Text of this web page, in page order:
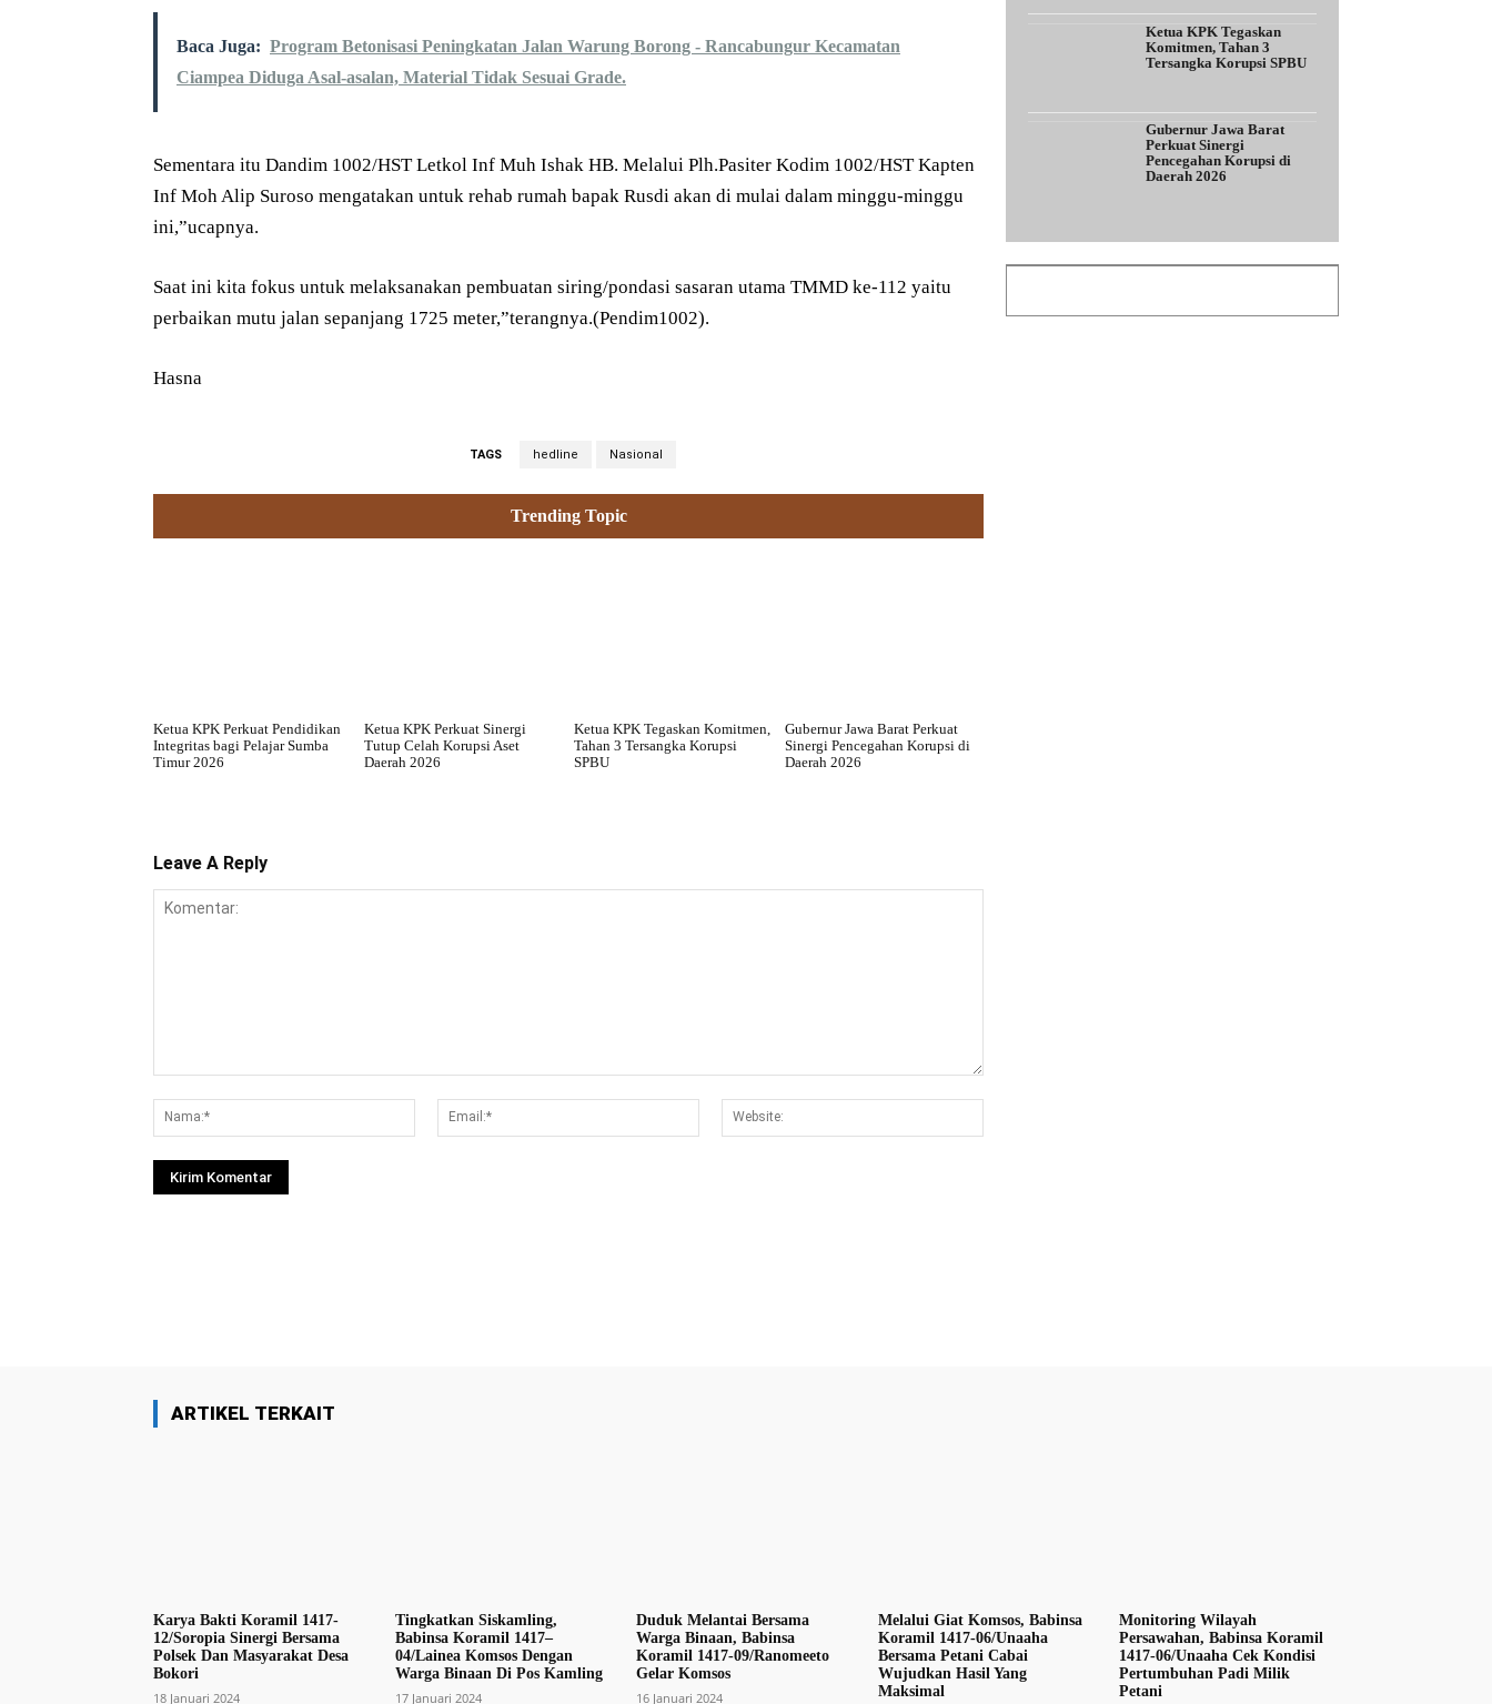
Baca Juga: Program Betonisasi Peningkatan Jalan Warung Borong - Rancabungur Kecamatan
Ciampea Diduga Asal-asalan, Material Tidak Sesuai Grade.
Sementara itu Dandim 1002/HST Letkol Inf Muh Ishak HB. Melalui Plh.Pasiter Kodim 1002/HST Kapten
Inf Moh Alip Suroso mengatakan untuk rehab rumah bapak Rusdi akan di mulai dalam minggu-minggu
ini,”ucapnya.
Saat ini kita fokus untuk melaksanakan pembuatan siring/pondasi sasaran utama TMMD ke-112 yaitu
perbaikan mutu jalan sepanjang 1725 meter,”terangnya.(Pendim1002).
Hasna
TAGS hedline Nasional
Trending Topic
Ketua KPK Perkuat Pendidikan
Integritas bagi Pelajar Sumba
Timur 2026
Ketua KPK Perkuat Sinergi
Tutup Celah Korupsi Aset
Daerah 2026
Ketua KPK Tegaskan Komitmen,
Tahan 3 Tersangka Korupsi
SPBU
Gubernur Jawa Barat Perkuat
Sinergi Pencegahan Korupsi di
Daerah 2026
Leave A Reply
Nama:*
Email:*
Ketua KPK Tegaskan
Komitmen, Tahan 3
Tersangka Korupsi SPBU
Gubernur Jawa Barat
Perkuat Sinergi
Pencegahan Korupsi di
Daerah 2026
ARTIKEL TERKAIT
Karya Bakti Koramil 1417-
12/Soropia Sinergi Bersama
Polsek Dan Masyarakat Desa
Bokori
18 Januari 2024
Tingkatkan Siskamling,
Babinsa Koramil 1417–
04/Lainea Komsos Dengan
Warga Binaan Di Pos Kamling
17 Januari 2024
Duduk Melantai Bersama
Warga Binaan, Babinsa
Koramil 1417-09/Ranomeeto
Gelar Komsos
16 Januari 2024
Melalui Giat Komsos, Babinsa
Koramil 1417-06/Unaaha
Bersama Petani Cabai
Wujudkan Hasil Yang
Maksimal
Monitoring Wilayah
Persawahan, Babinsa Koramil
1417-06/Unaaha Cek Kondisi
Pertumbuhan Padi Milik
Petani